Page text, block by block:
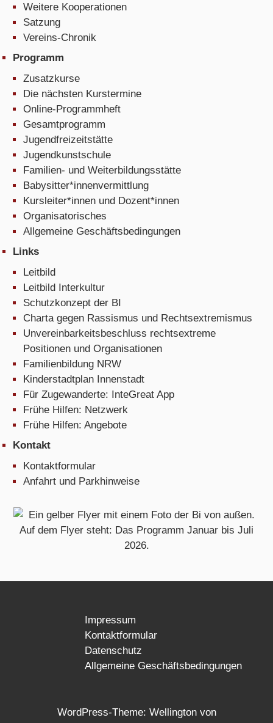
Weitere Kooperationen
Satzung
Vereins-Chronik
Programm
Zusatzkurse
Die nächsten Kurstermine
Online-Programmheft
Gesamtprogramm
Jugendfreizeitstätte
Jugendkunstschule
Familien- und Weiterbildungsstätte
Babysitter*innenvermittlung
Kursleiter*innen und Dozent*innen
Organisatorisches
Allgemeine Geschäftsbedingungen
Links
Leitbild
Leitbild Interkultur
Schutzkonzept der BI
Charta gegen Rassismus und Rechtsextremismus
Unvereinbarkeitsbeschluss rechtsextreme
Positionen und Organisationen
Familienbildung NRW
Kinderstadtplan Innenstadt
Für Zugewanderte: InteGreat App
Frühe Hilfen: Netzwerk
Frühe Hilfen: Angebote
Kontakt
Kontaktformular
Anfahrt und Parkhinweise
Impressum
Kontaktformular
Datenschutz
Allgemeine Geschäftsbedingungen
WordPress-Theme: Wellington von